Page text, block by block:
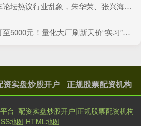
乱象，朱华荣、张兴海、段建军：“价格战”没有赢家！
元！量化大厂刷新天价“实习”纪录
资实盘炒股开户 正规股票配资机构
台_配资实盘炒股开户|正规股票配资机构
地图 HTML地图